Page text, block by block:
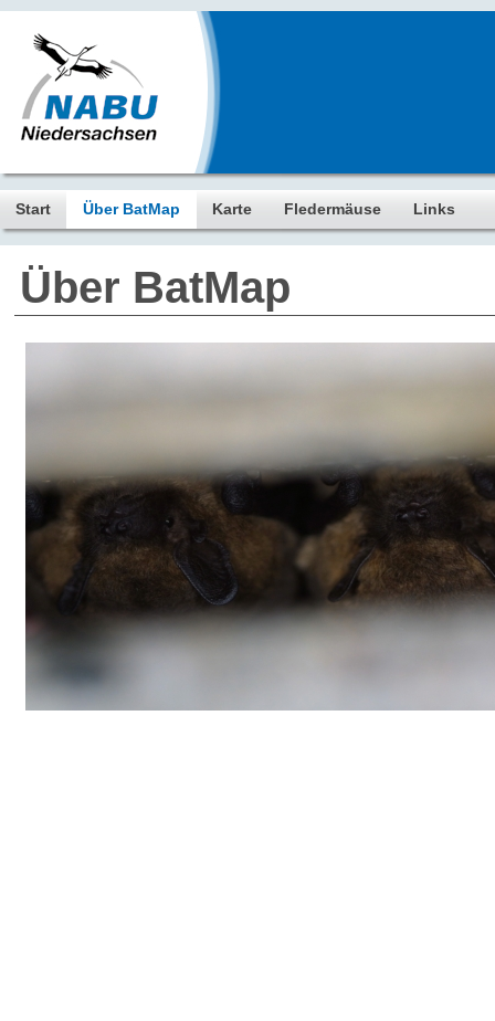
Start Über BatMap Karte Fledermäuse Links
Über BatMap